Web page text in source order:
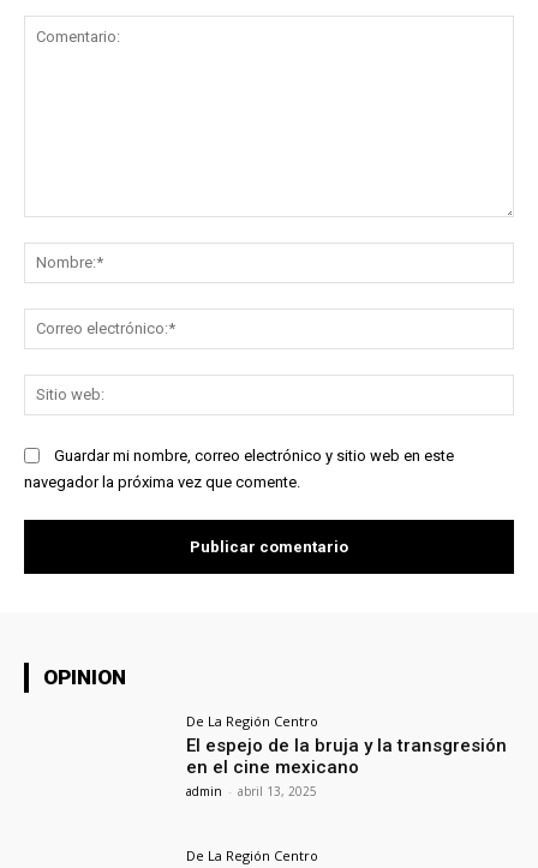
Guardar mi nombre, correo electrónico y sitio web en este
navegador la próxima vez que comente.
OPINION
De La Región Centro
El espejo de la bruja y la transgresión
en el cine mexicano
admin - abril 13, 2025
De La Región Centro